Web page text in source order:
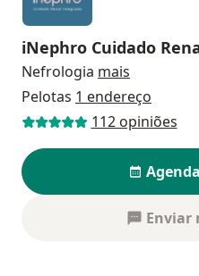
iNephro Cuidado
Nefrologia mais
Pelotas 1 endereço
112 opiniões
Enviar